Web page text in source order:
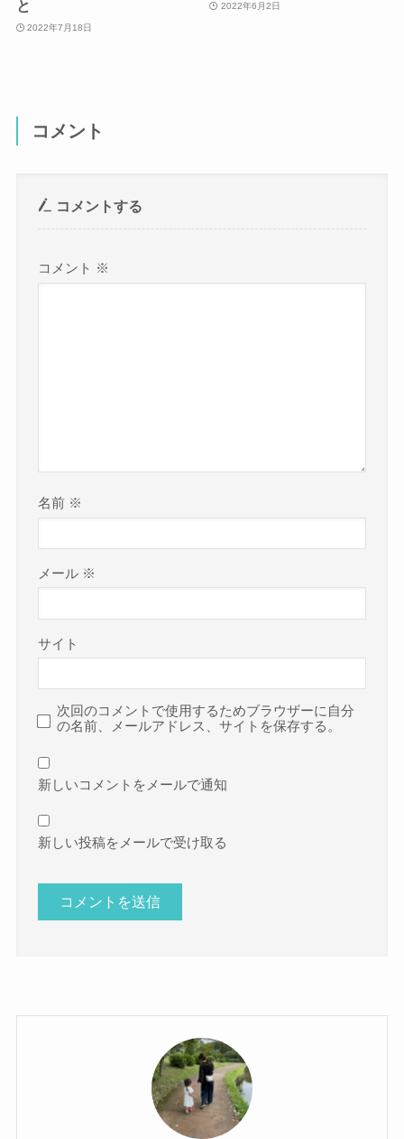
と
2022年7月18日
2022年6月2日
コメント
コメントする
コメント ※
名前 ※
メール ※
サイト
次回のコメントで使用するためブラウザーに自分
の名前、メールアドレス、サイトを保存する。
新しいコメントをメールで通知
新しい投稿をメールで受け取る